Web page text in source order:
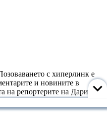
с хиперлинк е
и новините в
на репортерите на Дарик
радиото. Снимки: Дарик